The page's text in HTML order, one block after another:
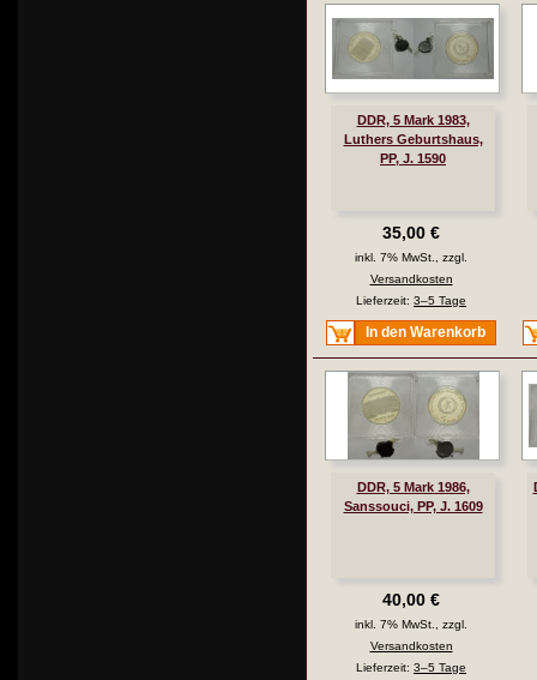
DDR, 5 Mark 1983,
Luthers Geburtshaus,
PP, J. 1590
35,00 €
inkl. 7% MwSt., zzgl.
Versandkosten
Lieferzeit: 3–5 Tage
In den Warenkorb
DDR, 5 Mark 1986,
Sanssouci, PP, J. 1609
40,00 €
inkl. 7% MwSt., zzgl.
Versandkosten
Lieferzeit: 3–5 Tage